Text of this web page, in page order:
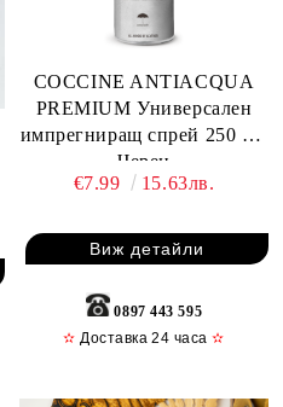
COCCINE ANTIACQUA
PREMIUM Универсален
импрегниращ спрей 250 ml,
Черен
€7.99
15.63лв.
Виж детайли
0897 443 595
✫ Доставка 24 часа✫